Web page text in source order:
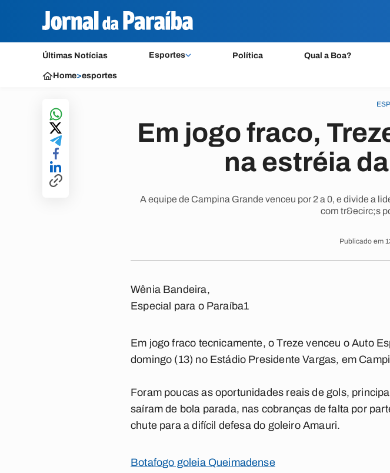
Últimas Notícias Esportes Política Qual a Boa?
Home>esportes
Em jogo fraco,
na estréia
A equipe de Campina Grande venceu por 2 a 0, e divide a
com tr&ecirc;s
Publicado em
Wênia Bandeira,
Especial para o Paraíba1
Em jogo fraco tecnicamente, o Treze venceu o Auto
domingo (13) no Estádio Presidente Vargas, em
Foram poucas as oportunidades reais de gols,
saíram de bola parada, nas cobranças de falta por
chute para a difícil defesa do goleiro Amauri.
Botafogo goleia Queimadense